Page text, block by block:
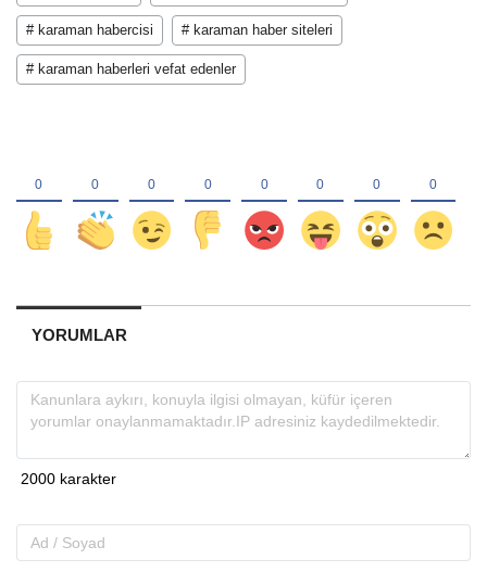
# karaman habercisi # karaman haber siteleri
# karaman haberleri vefat edenler
YORUMLAR